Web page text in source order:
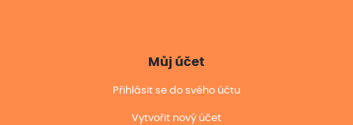
Můj účet
Přihlásit se do svého účtu
Vytvořit nový účet